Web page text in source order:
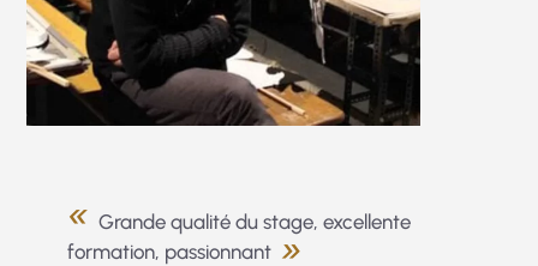
Grande qualité du stage, excellente
formation, passionnant